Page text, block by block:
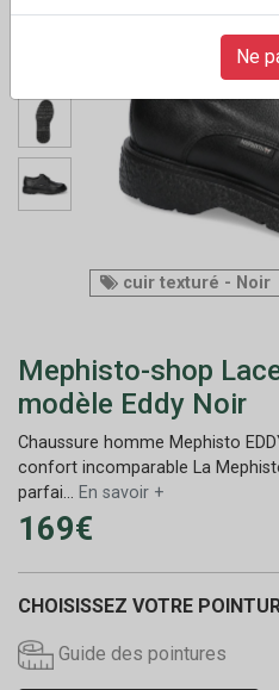
cuir texturé - Noir
Mephisto-shop
modèle Eddy Noir
Chaussure homme Mephisto
confort incomparable La
parfai... En savoir +
169€
CHOISISSEZ VOTRE
Guide des pointures
Ne